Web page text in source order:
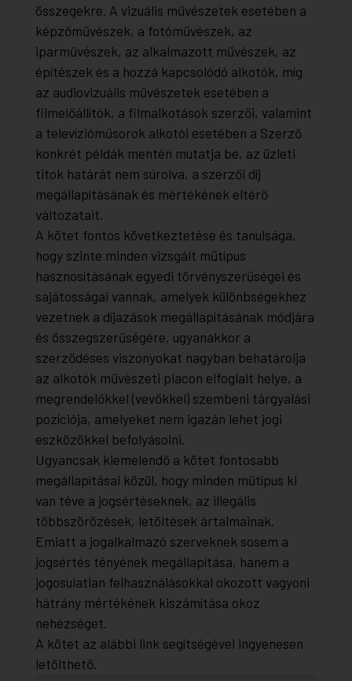
összegekre. A vizuális művészetek esetében a
képzőművészek, a fotóművészek, az
iparművészek, az alkalmazott művészek, az
építészek és a hozzá kapcsolódó alkotók, míg
az audiovizuális művészetek esetében a
filmelőállítók, a filmalkotások szerzői, valamint
a televízióműsorok alkotói esetében a Szerző
konkrét példák mentén mutatja be, az üzleti
titok határát nem súrolva, a szerzői díj
megállapításának és mértékének eltérő
változatait.
A kötet fontos következtetése és tanulsága,
hogy szinte minden vizsgált műtípus
hasznosításának egyedi törvényszerűségei és
sajátosságai vannak, amelyek különbségekhez
vezetnek a díjazások megállapításának módjára
és összegszerűségére, ugyanakkor a
szerződéses viszonyokat nagyban behatárolja
az alkotók művészeti piacon elfoglalt helye, a
megrendelőkkel (vevőkkel) szembeni tárgyalási
pozíciója, amelyeket nem igazán lehet jogi
eszközökkel befolyásolni.
Ugyancsak kiemelendő a kötet fontosabb
megállapításai közül, hogy minden műtípus ki
van téve a jogsértéseknek, az illegális
többszörözések, letöltések ártalmainak.
Emiatt a jogalkalmazó szerveknek sosem a
jogsértés tényének megállapítása, hanem a
jogosulatlan felhasználásokkal okozott vagyoni
hátrány mértékének kiszámítása okoz
nehézséget.
A kötet az alábbi link segítségével ingyenesen
letölthető.